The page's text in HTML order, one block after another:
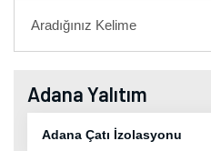
Adana Yalıtım
Adana Çatı İzolasyonu